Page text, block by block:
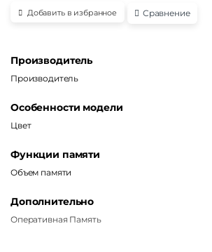
Добавить в избранное Сравнение
Производитель
Производитель
Особенности модели
Цвет
Функции памяти
Объем памяти
Дополнительно
Оперативная Память